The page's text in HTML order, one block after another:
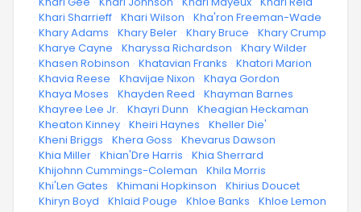
· Khari Sharrieff · Khari Wilson · Kha'ron Freeman-Wade
· Khary Adams · Khary Beler · Khary Bruce · Khary Crump
· Kharye Cayne · Kharyssa Richardson · Khary Wilder
· Khasen Robinson · Khatavian Franks · Khatori Marion
· Khavia Reese · Khavijae Nixon · Khaya Gordon
· Khaya Moses · Khayden Reed · Khayman Barnes
· Khayree Lee Jr. · Khayri Dunn · Kheagian Heckaman
· Kheaton Kinney · Kheiri Haynes · Kheller Die'
· Kheni Briggs · Khera Goss · Khevarus Dawson
· Khia Miller · Khian'Dre Harris · Khia Sherrard
· Khijohnn Cummings-Coleman · Khila Morris
· Khi'Len Gates · Khimani Hopkinson · Khirius Doucet
· Khiryn Boyd · Khlaid Pouge · Khloe Banks · Khloe Lemon